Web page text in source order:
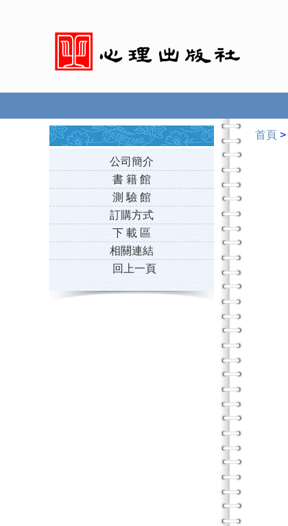
公司簡介
書 籍 館
測 驗 館
訂購方式
下 載 區
相關連結
回上一頁
首頁 >